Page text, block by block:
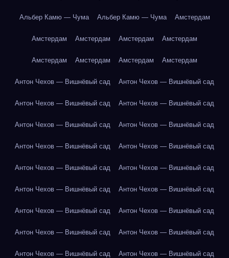
Альбер Камю — Чума Альбер Камю — Чума Амстердам
Амстердам Амстердам Амстердам Амстердам
Амстердам Амстердам Амстердам Амстердам
Антон Чехов — Вишнёвый сад Антон Чехов — Вишнёвый сад
Антон Чехов — Вишнёвый сад Антон Чехов — Вишнёвый сад
Антон Чехов — Вишнёвый сад Антон Чехов — Вишнёвый сад
Антон Чехов — Вишнёвый сад Антон Чехов — Вишнёвый сад
Антон Чехов — Вишнёвый сад Антон Чехов — Вишнёвый сад
Антон Чехов — Вишнёвый сад Антон Чехов — Вишнёвый сад
Антон Чехов — Вишнёвый сад Антон Чехов — Вишнёвый сад
Антон Чехов — Вишнёвый сад Антон Чехов — Вишнёвый сад
Антон Чехов — Вишнёвый сад Антон Чехов — Вишнёвый сад